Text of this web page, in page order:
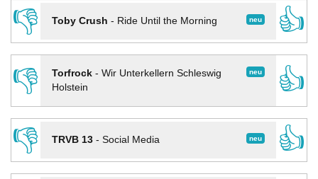
👎
neu
Toby Crush - Ride Until the Morning
👍
👎
neu
Torfrock- Wir Unterkellern Schleswig
Holstein
👍
👎
neu
TRVB 13- Social Media
👍